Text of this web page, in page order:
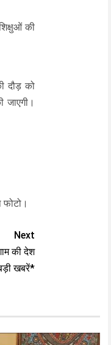
की
दौड़ को
Next
की देश
खबरें*